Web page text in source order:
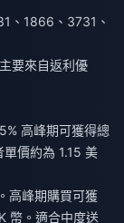
、1866、3731、
要來自返利優
高峰期可獲得總
價約為 1.15 美
高峰期購買可獲
幣。適合中度送